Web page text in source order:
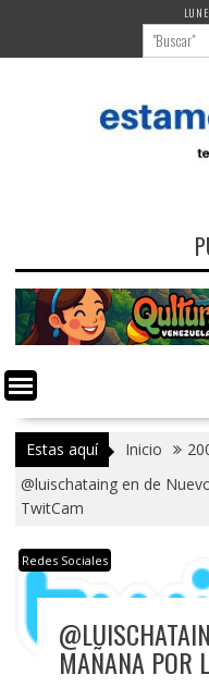
contenido
Estas aquí Inicio
@luischataing en de
TwitCam
Redes Sociales
MAÑANA POR